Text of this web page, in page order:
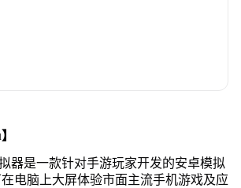
器是一款针对手游玩家开发的安卓模拟
电脑上大屏体验市面主流手机游戏及应